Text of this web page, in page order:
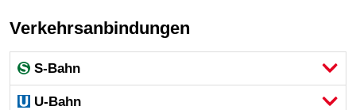
Verkehrsanbindungen
S-Bahn
U-Bahn